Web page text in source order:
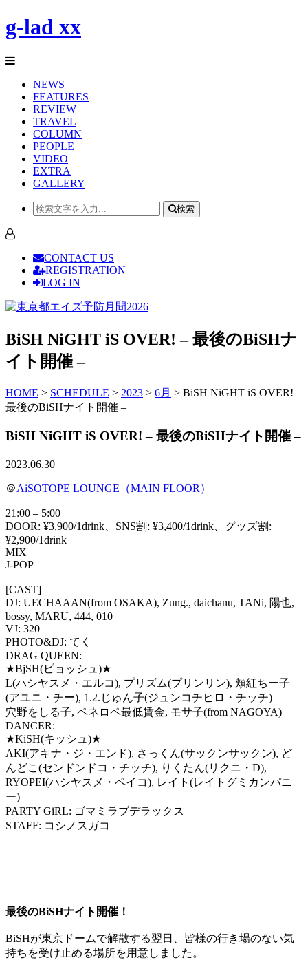
g-lad xx
NEWS
FEATURES
REVIEW
TRAVEL
COLUMN
PEOPLE
VIDEO
EXTRA
GALLERY
検索
CONTACT US
REGISTRATION
LOG IN
BiSH NiGHT iS OVER! – 最後のBiSHナ
イト開催 –
HOME > SCHEDULE > 2023 > 6月 > BiSH NiGHT iS OVER! –
最後のBiSHナイト開催 –
BiSH NiGHT iS OVER! – 最後のBiSHナイト開催 –
2023.06.30
＠AiSOTOPE LOUNGE（MAIN FLOOR）
21:00 – 5:00
DOOR: ¥3,900/1drink、SNS割: ¥3,400/1drink、グッズ割:
¥2,900/1drink
MIX
J-POP
[CAST]
DJ: UECHAAAN(from OSAKA), Zung., daichanu, TANi, 陽也,
bossy, MARU, 444, 010
VJ: 320
PHOTO&DJ: てく
DRAG QUEEN:
★BjSH(ビョッシュ)★
L(ハシヤスメ・エルコ), プリズム(プリンリン), 頬紅ちー子
(アユニ・チー), 1.2.じゅん子(ジュンコチヒロ・チッチ)
穴野をしる子, ペネロペ最低賃金, モサ子(from NAGOYA)
DANCER:
★KiSH(キッシュ)★
AKI(アキナ・ジ・エンド), さっくん(サックンサックン), ど
んどこ(センドンドコ・チッチ), りくたん(リクニ・D),
RYOPEI(ハシヤスメ・ペイコ), レイト(レイトグミカンパニ
ー)
PARTY GiRL: ゴマミラブデラックス
STAFF: コシノスガコ
最後のBiSHナイト開催！
BiSHが東京ドームで解散する翌日、皆様の行き場のない気
持ちを受け止める場所を用意しました。